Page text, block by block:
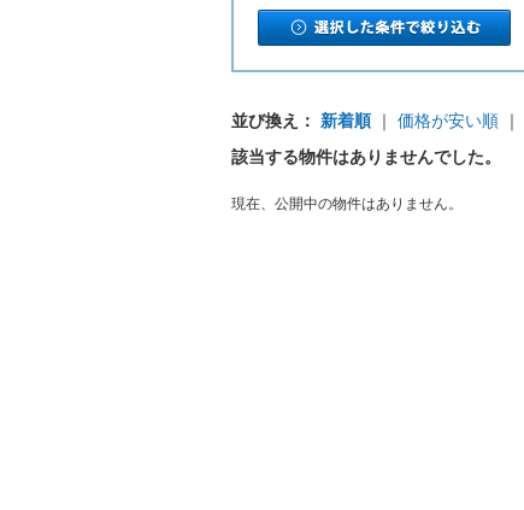
並び換え： 新着順 ｜ 価格が安い順 ｜
該当する物件はありませんでした。
現在、公開中の物件はありません。